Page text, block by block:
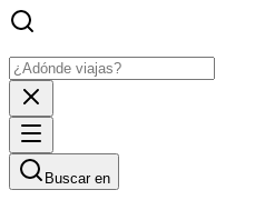
Buscar en